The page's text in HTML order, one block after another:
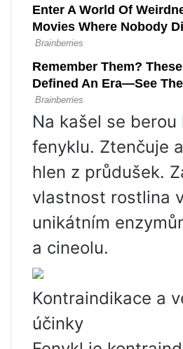
Na kašel se
fenyklu. Ztenčuje
hlen z průdušek.
vlastnost rostlina
unikátním
a cineolu.
Kontraindikace a
účinky